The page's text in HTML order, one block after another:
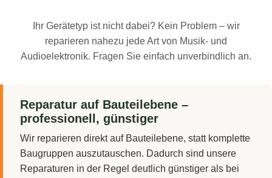
Ihr Gerätetyp ist nicht dabei? Kein Problem – wir
reparieren nahezu jede Art von Musik- und
Audioelektronik. Fragen Sie einfach unverbindlich an.
Reparatur auf Bauteilebene –
professionell, günstiger
Wir reparieren direkt auf Bauteilebene, statt komplette
Baugruppen auszutauschen. Dadurch sind unsere
Reparaturen in der Regel deutlich günstiger als bei